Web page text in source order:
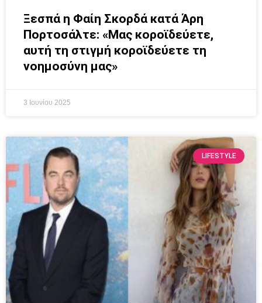
Ξεσπά η Φαίη Σκορδά κατά Άρη
Πορτοσάλτε: «Μας κοροϊδεύετε,
αυτή τη στιγμή κοροϊδεύετε τη
νοημοσύνη μας»
3 Ιουνίου 2025
LIFESTYLE